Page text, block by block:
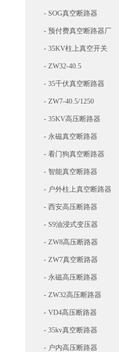
- SOG真空断路器
- 预付费真空断路器厂
- 35KV柱上真空开关
- ZW32-40.5
- 35千伏真空断路器
- ZW7-40.5/1250
- 35KV高压断路器
- 永磁真空断路器
- 看门狗真空断路器
- 智能真空断路器
- 户外柱上真空断路器
- 西安高压断路器
- S9油浸式变压器
- ZW8高压断路器
- ZW7真空断路器
- 永磁高压断路器
- ZW32高压断路器
- VD4高压断路器
- 35kv真空断路器
- 户内高压断路器